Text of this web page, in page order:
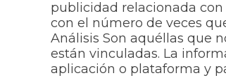
publicidad relacionada
con el número de veces
Análisis Son aquéllas que
están vinculadas. La
aplicación o plataforma y